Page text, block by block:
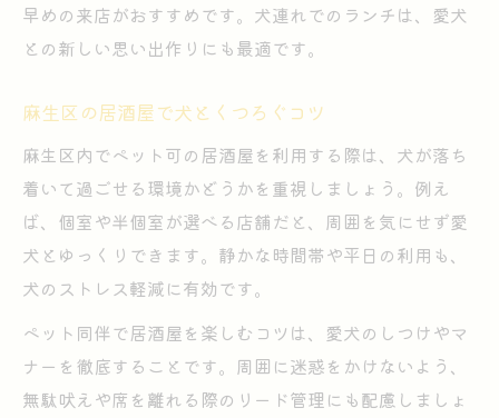
早めの来店がおすすめです。犬連れでのランチは、愛犬
との新しい思い出作りにも最適です。
麻生区の居酒屋で犬とくつろぐコツ
麻生区内でペット可の居酒屋を利用する際は、犬が落ち
着いて過ごせる環境かどうかを重視しましょう。例え
ば、個室や半個室が選べる店舗だと、周囲を気にせず愛
犬とゆっくりできます。静かな時間帯や平日の利用も、
犬のストレス軽減に有効です。
ペット同伴で居酒屋を楽しむコツは、愛犬のしつけやマ
ナーを徹底することです。周囲に迷惑をかけないよう、
無駄吠えや席を離れる際のリード管理にも配慮しましょ